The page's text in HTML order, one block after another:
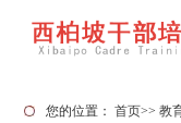
您的位置：首页>>教